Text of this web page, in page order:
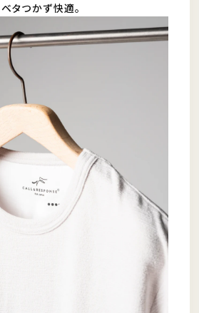
タつかず快適。